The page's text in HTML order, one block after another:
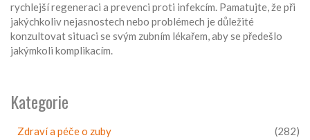
rychlejší regeneraci a prevenci proti infekcím. Pamatujte, že při
jakýchkoliv nejasnostech nebo problémech je důležité
konzultovat situaci se svým zubním lékařem, aby se předešlo
jakýmkoli komplikacím.
Kategorie
Zdraví a péče o zuby (282)